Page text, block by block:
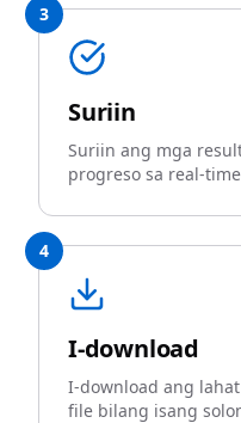
3
Suriin
Suriin ang mga
progreso sa real-time
4
I-download
I-download ang
file bilang isang